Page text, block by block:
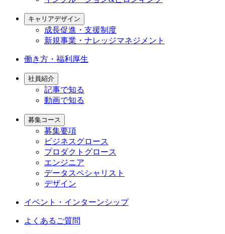
キャリアデザイン
成長促進・支援制度
新規事業・ナレッジマネジメント
働き方・福利厚生
社員紹介
記事で知る
動画で知る
募集コース
募集要項
ビジネスグロース
プロダクトグロース
エンジニア
データスペシャリスト
デザイン
イベント・インターンシップ
よくあるご質問